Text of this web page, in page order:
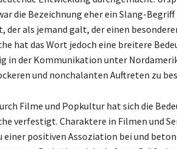
die Bezeichnung eher ein Slang-
der als jemand galt, der einen
hat das Wort jedoch eine breitere
in der Kommunikation unter
und nonchalanten Auftreten zu
Filme und Popkultur hat sich die
verfestigt. Charaktere in Filmen und
einer positiven Assoziation bei und